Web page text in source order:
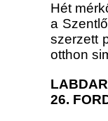
Hét
a
szerzett
otthon
26.